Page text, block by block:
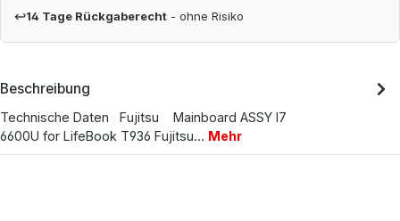
↩14 Tage Rückgaberecht - ohne Risiko
Beschreibung
Technische Daten Fujitsu Mainboard ASSY I7
6600U for LifeBook T936 Fujitsu… Mehr